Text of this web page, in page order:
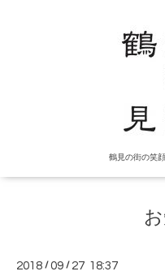
鶴見の街の笑
2018 /09 / 27 18:37